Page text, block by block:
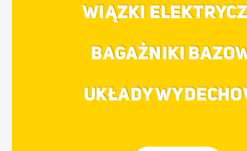
WIĄZKI
BAGAŻNIKI
UKŁADY